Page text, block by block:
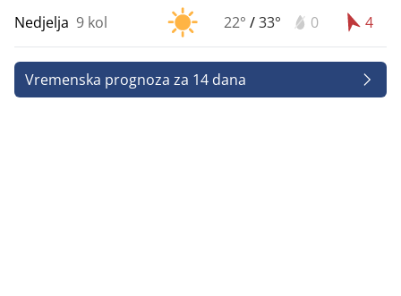
Nedjelja 9 kol 22° /33° 0 4
Vremenska prognoza za 14 dana